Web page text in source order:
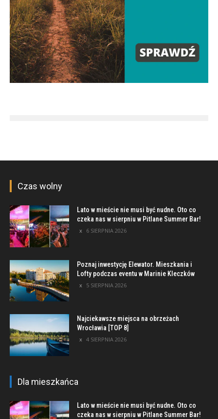
Czas wolny
Lato w mieście nie musi być nudne. Oto co
czeka nas w sierpniu w Pitlane Summer Bar!
6 SIERPNIA 2026
Poznaj inwestycję Elewator. Mieszkania i
Lofty podczas eventu w Marinie Kleczków
5 SIERPNIA 2026
Najciekawsze miejsca na obrzeżach
Wrocławia [TOP 8]
4 SIERPNIA 2026
Dla mieszkańca
Lato w mieście nie musi być nudne. Oto co
czeka nas w sierpniu w Pitlane Summer Bar!